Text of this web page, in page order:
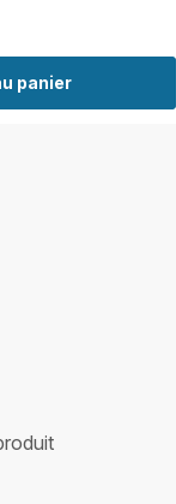
panier